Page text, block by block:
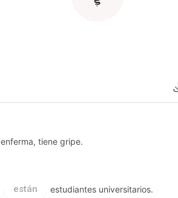
enferma, tiene gripe.
están estudiantes universitarios.